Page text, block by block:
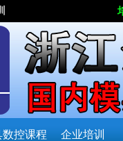
数控课程 企业培训